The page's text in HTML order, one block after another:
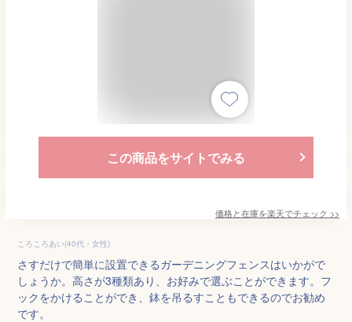
この商品をサイトでみる
価格と在庫を楽天でチェック >>
ころころあい(40代・女性)
さすだけで簡単に設置できるガーデニングフェンスはいかがで
しょうか。高さが3種類あり、お好みで選ぶことができます。フ
ックをかけることができ、鉢を吊るすこともできるのでお勧め
です。